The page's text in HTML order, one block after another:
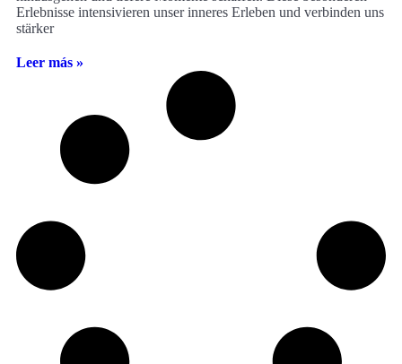
Erlebnisse intensivieren unser inneres Erleben und verbinden uns
stärker
Leer más »